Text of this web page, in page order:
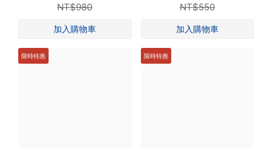
NT$980
NT$550
限時特惠 限時特惠